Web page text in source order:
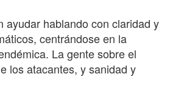
ayudar hablando con claridad y
centrándose en la
La gente sobre el
los atacantes, y sanidad y